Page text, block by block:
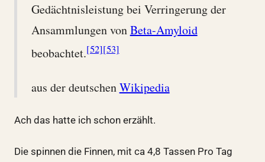
Gedächtnisleistung bei Verringerung der
Ansammlungen vonBeta-Amyloid
beobachtet.[52][53]
aus der deutschenWikipedia
Ach das hatte ich schon erzählt.
Die spinnen die Finnen, mit ca 4,8 Tassen Pro Tag